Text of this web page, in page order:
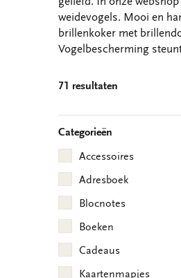
weidevogels. Mooi en
brillenkoker met
Vogelbescherming
71 resultaten
Categorieën
Accessoires
Adresboek
Blocnotes
Boeken
Cadeaus
Kaartenmapjes